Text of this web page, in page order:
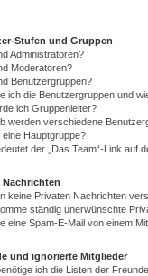
Stufen und Gruppen
Administratoren?
Moderatoren?
Benutzergruppen?
ich die Benutzergruppen und
ich Gruppenleiter?
werden verschiedene
eine Hauptgruppe?
der „Das Team“-Link auf
Nachrichten
keine Privaten Nachrichten
ständig unerwünschte
eine Spam-E-Mail von einem
und ignorierte Mitglieder
ich die Listen der